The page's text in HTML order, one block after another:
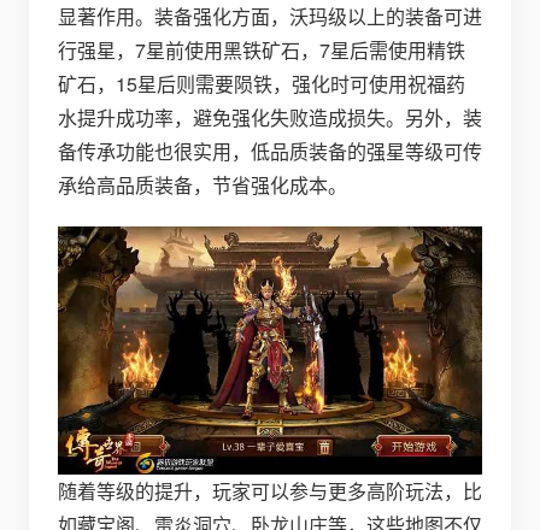
显著作用。装备强化方面，沃玛级以上的装备可进
行强星，7星前使用黑铁矿石，7星后需使用精铁
矿石，15星后则需要陨铁，强化时可使用祝福药
水提升成功率，避免强化失败造成损失。另外，装
备传承功能也很实用，低品质装备的强星等级可传
承给高品质装备，节省强化成本。
随着等级的提升，玩家可以参与更多高阶玩法，比